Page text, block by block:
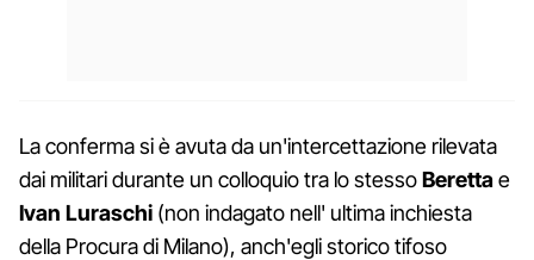
La conferma si è avuta da un'intercettazione rilevata
dai militari durante un colloquio tra lo stessoBerettae
Ivan Luraschi (non indagato nell' ultima inchiesta
della Procura di Milano), anch'egli storico tifoso